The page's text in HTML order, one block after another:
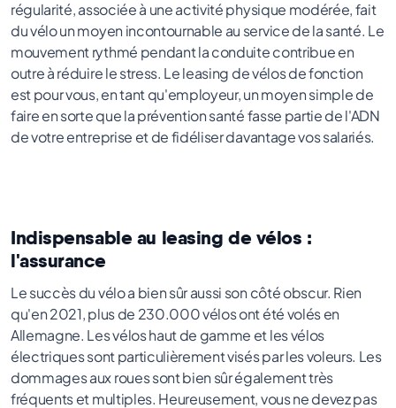
régularité, associée à une activité physique modérée, fait
du vélo un moyen incontournable au service de la santé. Le
mouvement rythmé pendant la conduite contribue en
outre à réduire le stress. Le leasing de vélos de fonction
est pour vous, en tant qu'employeur, un moyen simple de
faire en sorte que la prévention santé fasse partie de l'ADN
de votre entreprise et de fidéliser davantage vos salariés.
Indispensable au leasing de vélos :
l'assurance
Le succès du vélo a bien sûr aussi son côté obscur. Rien
qu'en 2021, plus de 230.000 vélos ont été volés en
Allemagne. Les vélos haut de gamme et les vélos
électriques sont particulièrement visés par les voleurs. Les
dommages aux roues sont bien sûr également très
fréquents et multiples. Heureusement, vous ne devez pas